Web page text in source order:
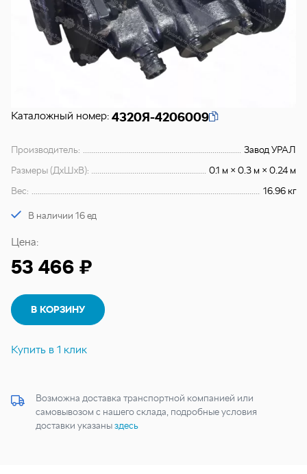
Каталожный номер: 4320Я-4206009
Производитель:
Завод УРАЛ
Размеры (ДхШхВ):
0.1 м × 0.3 м × 0.24 м
Вес:
16.96 кг
В наличии 16 ед
Цена:
53 466 ₽
В КОРЗИНУ
Купить в 1 клик
Возможна доставка транспортной компанией или
самовывозом с нашего склада, подробные условия
доставки указаныздесь